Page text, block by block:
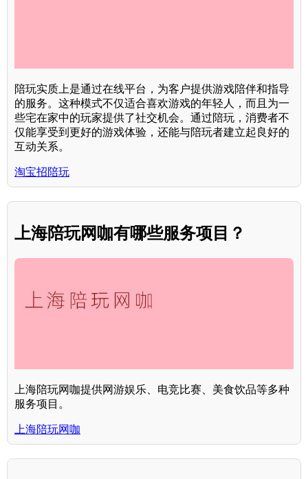
陪玩实质上是通过在线平台，为客户提供游戏陪伴和指导
的服务。这种模式不仅适合喜欢游戏的年轻人，而且为一
些宅在家中的玩家提供了社交机会。通过陪玩，消费者不
仅能享受到更好的游戏体验，还能与陪玩者建立起良好的
互动关系。
淘宝招陪玩
上海陪玩网咖有哪些服务项目？
上海陪玩网咖提供网游娱乐、电竞比赛、美食饮品等多种
服务项目。
上海陪玩网咖